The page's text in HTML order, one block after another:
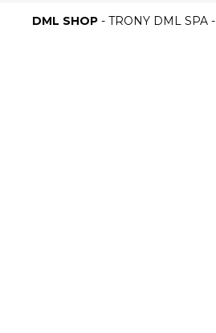
DML SHOP - TRONY DML SPA